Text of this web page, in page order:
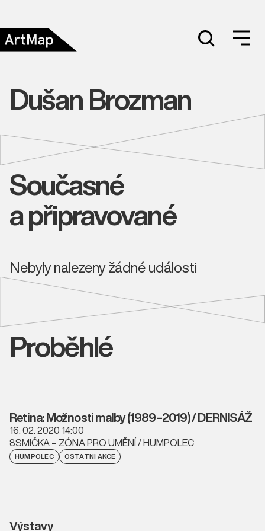
Dušan Brozman
Současné
a připravované
Nebyly nalezeny žádné události
Proběhlé
Retina: Možnosti malby (1989–2019) / DERNISÁŽ
16. 02. 2020 14:00
8SMIČKA – ZÓNA PRO UMĚNÍ / HUMPOLEC
HUMPOLEC OSTATNÍ AKCE
Výstavy